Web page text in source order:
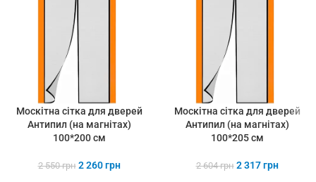
Москітна сітка для дверей
Антипил (на магнітах)
100*200 см
2 550грн 2 260грн
Москітна сітка для дверей
Антипил (на магнітах)
100*205 см
2 604грн 2 317грн